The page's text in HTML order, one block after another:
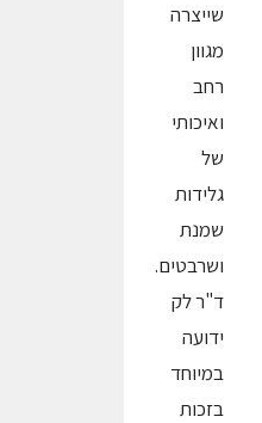
שייצרה
מגוון
רחב
ואיכותי
של
גלידות
שמנת
ושרבטים.
ד"ר לק
ידועה
במיוחד
בזכות